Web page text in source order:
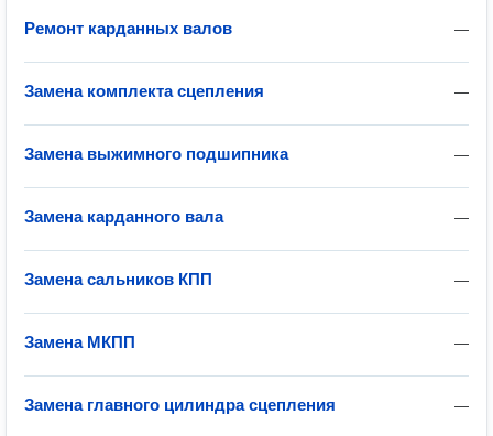
—
Ремонт карданных валов
—
Замена комплекта сцепления
—
Замена выжимного подшипника
—
Замена карданного вала
—
Замена сальников КПП
—
Замена МКПП
—
Замена главного цилиндра сцепления